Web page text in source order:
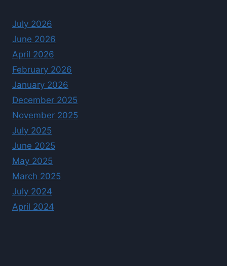
July 2026
June 2026
April 2026
February 2026
January 2026
December 2025
November 2025
July 2025
June 2025
May 2025
March 2025
July 2024
April 2024